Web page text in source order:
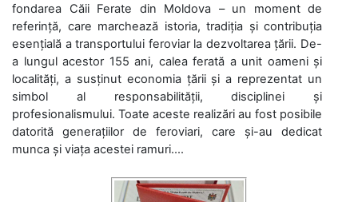
fondarea Căii Ferate din Moldova – un moment de
referință, care marchează istoria, tradiția și contribuția
esențială a transportului feroviar la dezvoltarea țării. De-
a lungul acestor 155 ani, calea ferată a unit oameni și
localități, a susținut economia țării și a reprezentat un
simbol al responsabilității, disciplinei și
profesionalismului. Toate aceste realizări au fost posibile
datorită generațiilor de feroviari, care și-au dedicat
munca și viața acestei ramuri....